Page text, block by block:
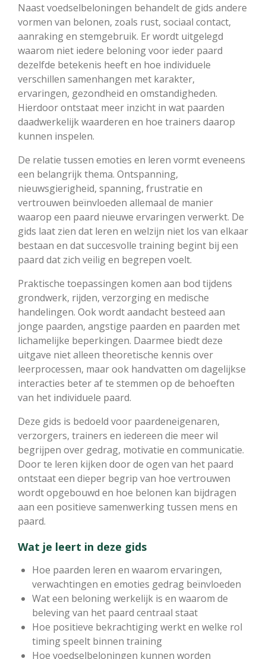
Naast voedselbeloningen behandelt de gids andere
vormen van belonen, zoals rust, sociaal contact,
aanraking en stemgebruik. Er wordt uitgelegd
waarom niet iedere beloning voor ieder paard
dezelfde betekenis heeft en hoe individuele
verschillen samenhangen met karakter,
ervaringen, gezondheid en omstandigheden.
Hierdoor ontstaat meer inzicht in wat paarden
daadwerkelijk waarderen en hoe trainers daarop
kunnen inspelen.
De relatie tussen emoties en leren vormt eveneens
een belangrijk thema. Ontspanning,
nieuwsgierigheid, spanning, frustratie en
vertrouwen beïnvloeden allemaal de manier
waarop een paard nieuwe ervaringen verwerkt. De
gids laat zien dat leren en welzijn niet los van elkaar
bestaan en dat succesvolle training begint bij een
paard dat zich veilig en begrepen voelt.
Praktische toepassingen komen aan bod tijdens
grondwerk, rijden, verzorging en medische
handelingen. Ook wordt aandacht besteed aan
jonge paarden, angstige paarden en paarden met
lichamelijke beperkingen. Daarmee biedt deze
uitgave niet alleen theoretische kennis over
leerprocessen, maar ook handvatten om dagelijkse
interacties beter af te stemmen op de behoeften
van het individuele paard.
Deze gids is bedoeld voor paardeneigenaren,
verzorgers, trainers en iedereen die meer wil
begrijpen over gedrag, motivatie en communicatie.
Door te leren kijken door de ogen van het paard
ontstaat een dieper begrip van hoe vertrouwen
wordt opgebouwd en hoe belonen kan bijdragen
aan een positieve samenwerking tussen mens en
paard.
Wat je leert in deze gids
Hoe paarden leren en waarom ervaringen,
verwachtingen en emoties gedrag beïnvloeden
Wat een beloning werkelijk is en waarom de
beleving van het paard centraal staat
Hoe positieve bekrachtiging werkt en welke rol
timing speelt binnen training
Hoe voedselbeloningen kunnen worden